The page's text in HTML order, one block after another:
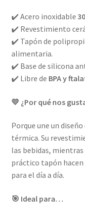
✔️ Acero inoxidable
✔️ Revestimiento
✔️ Tapón de
alimentaria.
✔️ Base de silicona
✔️ Libre de BPA y
💛 ¿Por qué nos
Porque une un
térmica. Su
las bebidas,
práctico tapón hacen
para el día a día.
🎯 Ideal para…